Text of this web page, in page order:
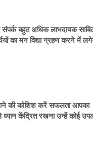
बहुत अधिक लाभदायक
का मन विद्या ग्रहण करने में
की कोशिश करें सफलता आपका
ध्यान केंद्रित रखना उन्हें कोई